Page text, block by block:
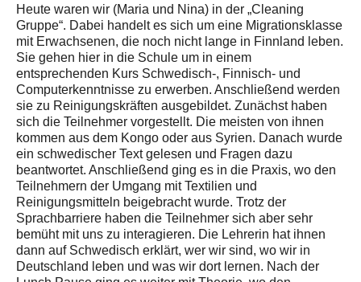
Heute waren wir (Maria und Nina) in der „Cleaning
Gruppe“. Dabei handelt es sich um eine Migrationsklasse
mit Erwachsenen, die noch nicht lange in Finnland leben.
Sie gehen hier in die Schule um in einem
entsprechenden Kurs Schwedisch-, Finnisch- und
Computerkenntnisse zu erwerben. Anschließend werden
sie zu Reinigungskräften ausgebildet. Zunächst haben
sich die Teilnehmer vorgestellt. Die meisten von ihnen
kommen aus dem Kongo oder aus Syrien. Danach wurde
ein schwedischer Text gelesen und Fragen dazu
beantwortet. Anschließend ging es in die Praxis, wo den
Teilnehmern der Umgang mit Textilien und
Reinigungsmitteln beigebracht wurde. Trotz der
Sprachbarriere haben die Teilnehmer sich aber sehr
bemüht mit uns zu interagieren. Die Lehrerin hat ihnen
dann auf Schwedisch erklärt, wer wir sind, wo wir in
Deutschland leben und was wir dort lernen. Nach der